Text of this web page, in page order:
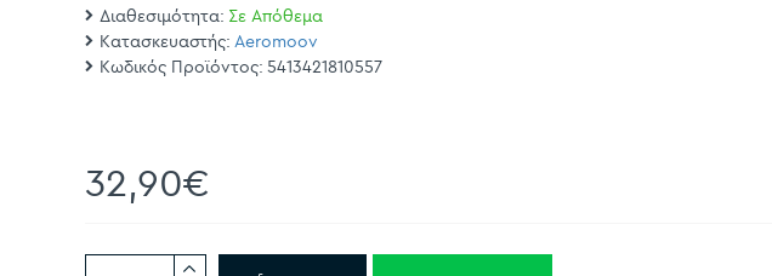
Διαθεσιμότητα: Σε Απόθεμα
Κατασκευαστής: Aeromoov
Κωδικός Προϊόντος: 5413421810557
32,90€